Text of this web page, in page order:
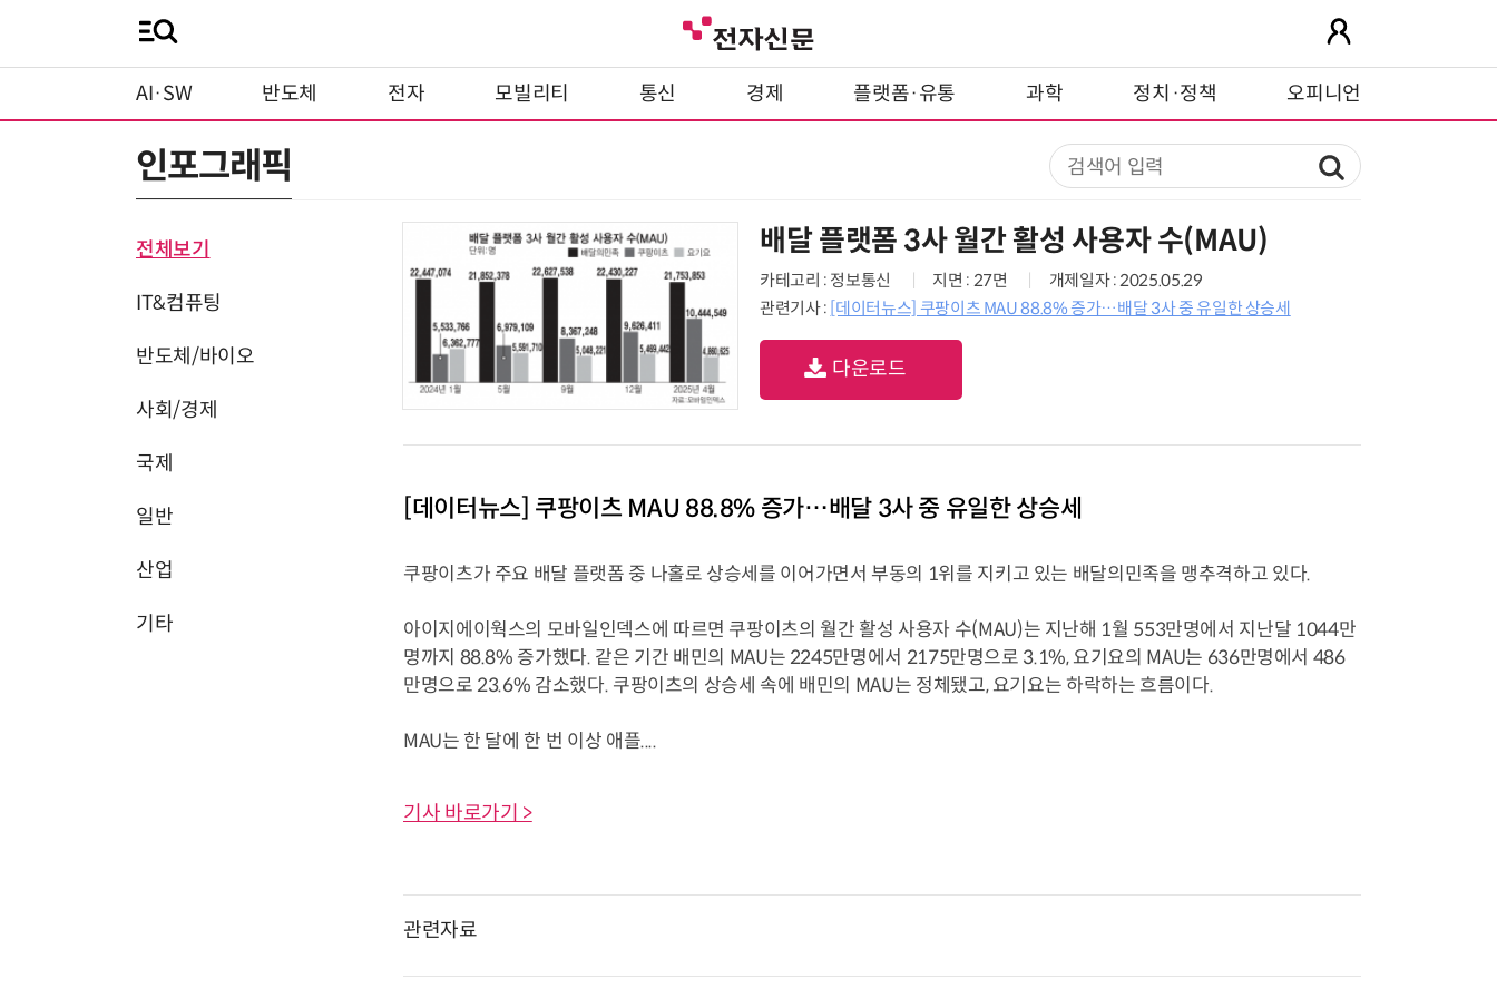
AI·SW 반도체 전자 모빌리티 통신 경제 플랫폼·유통 과학 정치·정책 오피니언
인포그래픽
전체보기
IT&컴퓨팅
반도체/바이오
사회/경제
국제
일반
산업
기타
배달 플랫폼 3사 월간 활성 사용자 수(MAU)
카테고리 : 정보통신 지면 : 27면
개제일자 : 2025.05.29
관련기사 : [데이터뉴스] 쿠팡이츠 MAU 88.8% 증가…배달 3사 중 유일한 상승세
다운로드
[데이터뉴스] 쿠팡이츠 MAU 88.8% 증가…배달 3사 중 유일한 상승세
쿠팡이츠가 주요 배달 플랫폼 중 나홀로 상승세를 이어가면서 부동의 1위를 지키고 있는 배달의민족을 맹추격하고 있다.
아이지에이웍스의 모바일인덱스에 따르면 쿠팡이츠의 월간 활성 사용자 수(MAU)는 지난해 1월 553만명에서 지난달 1044만
명까지 88.8% 증가했다. 같은 기간 배민의 MAU는 2245만명에서 2175만명으로 3.1%, 요기요의 MAU는 636만명에서 486
만명으로 23.6% 감소했다. 쿠팡이츠의 상승세 속에 배민의 MAU는 정체됐고, 요기요는 하락하는 흐름이다.
MAU는 한 달에 한 번 이상 애플....
기사 바로가기 >
관련자료